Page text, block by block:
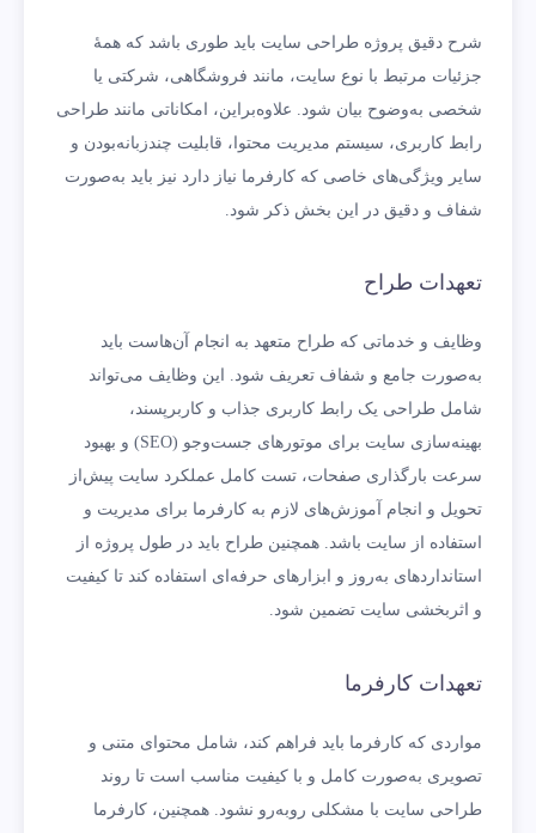
شرح دقیق پروژه طراحی سایت باید طوری باشد که همۀ
جزئیات مرتبط با نوع سایت، مانند فروشگاهی، شرکتی یا
شخصی به‌وضوح بیان شود. علاوه‌براین، امکاناتی مانند طراحی
رابط کاربری، سیستم مدیریت محتوا، قابلیت چندزبانه‌بودن و
سایر ویژگی‌های خاصی که کارفرما نیاز دارد نیز باید به‌صورت
شفاف و دقیق در این بخش ذکر شود.
تعهدات طراح
وظایف و خدماتی که طراح متعهد به انجام آن‌هاست باید
به‌صورت جامع و شفاف تعریف شود. این وظایف می‌تواند
شامل طراحی یک رابط کاربری جذاب و کاربرپسند،
بهینه‌سازی سایت برای موتورهای جست‌وجو (SEO) و بهبود
سرعت بارگذاری صفحات، تست کامل عملکرد سایت پیش‌از
تحویل و انجام آموزش‌های لازم به کارفرما برای مدیریت و
استفاده از سایت باشد. همچنین طراح باید در طول پروژه از
استانداردهای به‌روز و ابزارهای حرفه‌ای استفاده کند تا کیفیت
و اثربخشی سایت تضمین شود.
تعهدات کارفرما
مواردی که کارفرما باید فراهم کند، شامل محتوای متنی و
تصویری به‌صورت کامل و با کیفیت مناسب است تا روند
طراحی سایت با مشکلی روبه‌رو نشود. همچنین، کارفرما